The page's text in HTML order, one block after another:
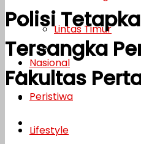
Lifestyle
Kesehatan
Opini
DPKA
Nanggroe TV
Lintas Timur
Nasional
Peristiwa
Lifestyle
Polisi
Tersangka
Fakultas